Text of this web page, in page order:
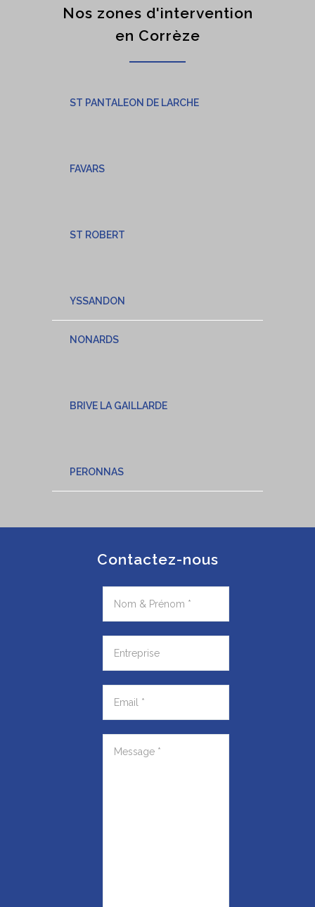
Nos zones d'intervention
en Corrèze
ST PANTALEON DE LARCHE
FAVARS
ST ROBERT
YSSANDON
NONARDS
BRIVE LA GAILLARDE
PERONNAS
Contactez-nous